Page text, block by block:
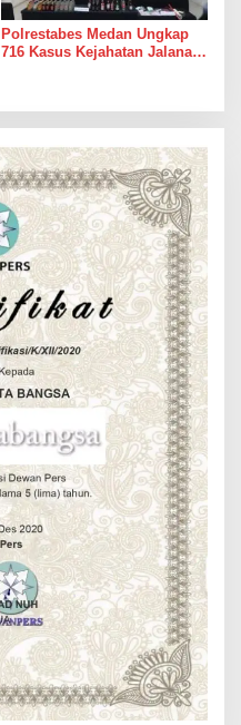
Polrestabes Medan Ungkap
716 Kasus Kejahatan Jalanan